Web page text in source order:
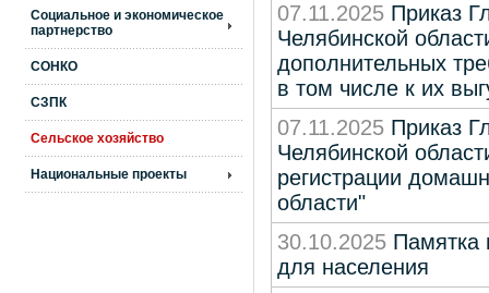
Социальное и экономическое
партнерство
СОНКО
СЗПК
Сельское хозяйство
Национальные проекты
07.11.2025 Приказ
Челябинской
дополнительных
в том числе к их
07.11.2025 Приказ
Челябинской
регистрации
области"
30.10.2025 Памятка
для населения